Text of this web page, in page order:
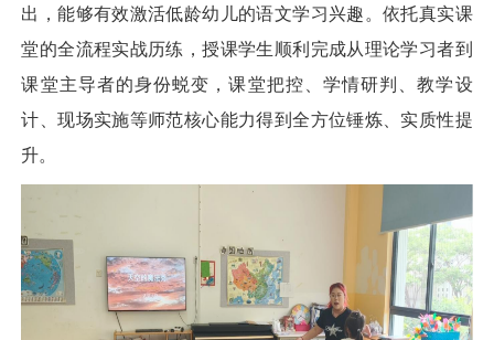
出，能够有效激活低龄幼儿的语文学习兴趣。依托真实课
堂的全流程实战历练，授课学生顺利完成从理论学习者到
课堂主导者的身份蜕变，课堂把控、学情研判、教学设
计、现场实施等师范核心能力得到全方位锤炼、实质性提
升。